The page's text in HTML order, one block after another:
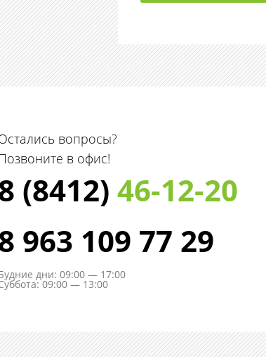
вопросы?
в офис!
(8412) 46-12-20
963 109 77 29
дни: 09:00 — 17:00
09:00 — 13:00